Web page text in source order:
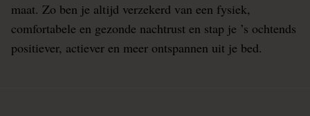
maat. Zo ben je altijd verzekerd van een fysiek,
comfortabele en gezonde nachtrust en stap je ’s ochtends
positiever, actiever en meer ontspannen uit je bed.